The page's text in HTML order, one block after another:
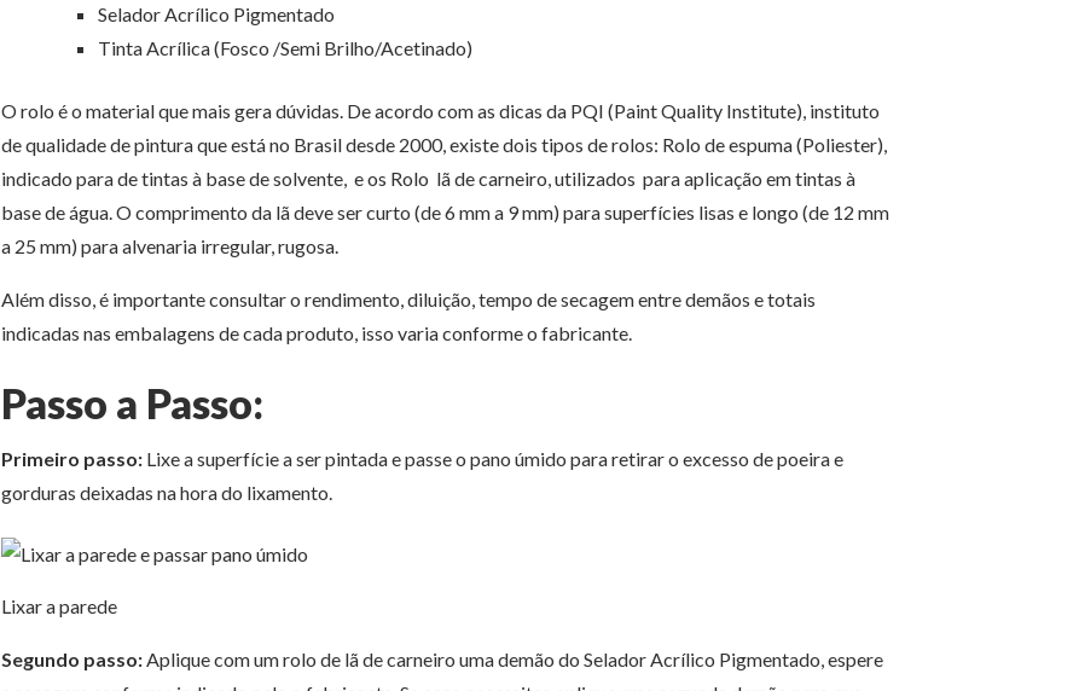
Selador Acrílico Pigmentado
Tinta Acrílica (Fosco /Semi Brilho/Acetinado)
O rolo é o material que mais gera dúvidas. De acordo com as dicas da PQI (Paint Quality Institute), instituto
de qualidade de pintura que está no Brasil desde 2000, existe dois tipos de rolos: Rolo de espuma (Poliester),
indicado para de tintas à base de solvente, e os Rolo lã de carneiro, utilizados para aplicação em tintas à
base de água. O comprimento da lã deve ser curto (de 6 mm a 9 mm) para superfícies lisas e longo (de 12 mm
a 25 mm) para alvenaria irregular, rugosa.
Além disso, é importante consultar o rendimento, diluição, tempo de secagem entre demãos e totais
indicadas nas embalagens de cada produto, isso varia conforme o fabricante.
Passo a Passo:
Primeiro passo: Lixe a superfície a ser pintada e passe o pano úmido para retirar o excesso de poeira e
gorduras deixadas na hora do lixamento.
Lixar a parede
Segundo passo: Aplique com um rolo de lã de carneiro uma demão do Selador Acrílico Pigmentado, espere